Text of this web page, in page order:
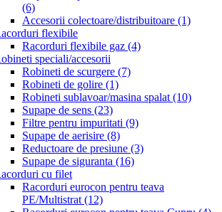
(6)
Accesorii colectoare/distribuitoare (1)
flexibile
Racorduri flexibile gaz (4)
speciali/accesorii
Robineti de scurgere (7)
Robineti de golire (1)
Robineti sublavoar/masina spalat (10)
Supape de sens (23)
Filtre pentru impuritati (9)
Supape de aerisire (8)
Reductoare de presiune (3)
Supape de siguranta (16)
cu filet
Racorduri eurocon pentru teava
PE/Multistrat (12)